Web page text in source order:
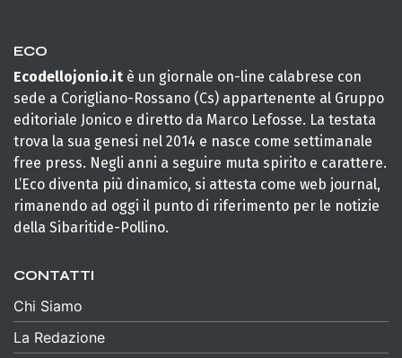
ECO
Ecodellojonio.it è un giornale on-line calabrese con
sede a Corigliano-Rossano (Cs) appartenente al Gruppo
editoriale Jonico e diretto da Marco Lefosse. La testata
trova la sua genesi nel 2014 e nasce come settimanale
free press. Negli anni a seguire muta spirito e carattere.
L’Eco diventa più dinamico, si attesta come web journal,
rimanendo ad oggi il punto di riferimento per le notizie
della Sibaritide-Pollino.
CONTATTI
Chi Siamo
La Redazione